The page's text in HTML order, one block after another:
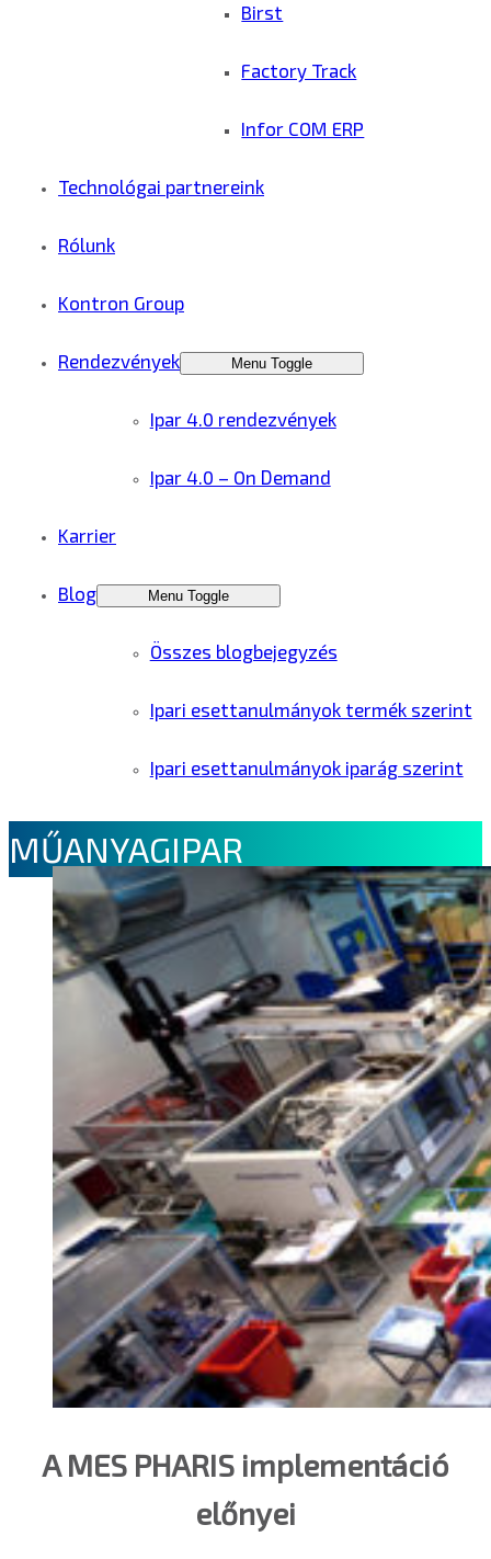
Birst
Factory Track
Infor COM ERP
Technológai partnereink
Rólunk
Kontron Group
Rendezvények Menu Toggle
Ipar 4.0 rendezvények
Ipar 4.0 – On Demand
Karrier
Blog Menu Toggle
Összes blogbejegyzés
Ipari esettanulmányok termék szerint
Ipari esettanulmányok iparág szerint
MŰANYAGIPAR
A MES PHARIS implementáció
előnyei